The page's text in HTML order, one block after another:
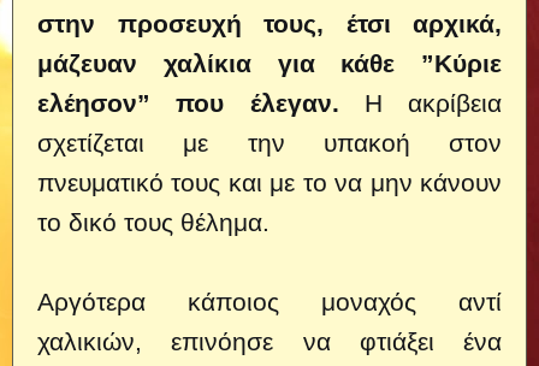
στην προσευχή τους, έτσι αρχικά,
μάζευαν χαλίκια για κάθε ”Κύριε
ελέησον” που έλεγαν. Η ακρίβεια
σχετίζεται με την υπακοή στον
πνευματικό τους και με το να μην κάνουν
το δικό τους θέλημα.
Αργότερα κάποιος μοναχός αντί
χαλικιών, επινόησε να φτιάξει ένα